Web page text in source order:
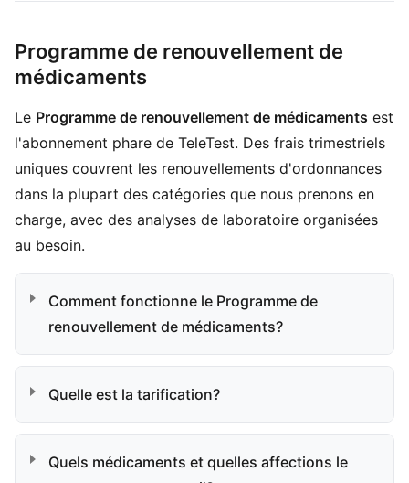
Programme de renouvellement de
médicaments
Le Programme de renouvellement de médicaments est
l'abonnement phare de TeleTest. Des frais trimestriels
uniques couvrent les renouvellements d'ordonnances
dans la plupart des catégories que nous prenons en
charge, avec des analyses de laboratoire organisées
au besoin.
Comment fonctionne le Programme de
renouvellement de médicaments?
Quelle est la tarification?
Quels médicaments et quelles affections le